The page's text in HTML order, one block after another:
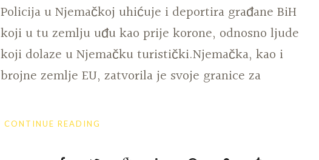
Policija u Njemačkoj uhićuje i deportira građane BiH
koji u tu zemlju uđu kao prije korone, odnosno ljude
koji dolaze u Njemačku turistički.Njemačka, kao i
brojne zemlje EU, zatvorila je svoje granice za
CONTINUE READING